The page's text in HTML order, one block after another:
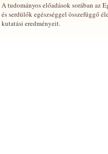
A tudományos előadások sorában az
és serdülők egészséggel összefüggő
kutatási eredményeit.